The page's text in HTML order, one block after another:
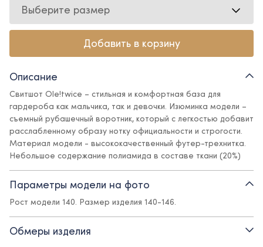
Выберите размер
Добавить в корзину
Описание
Свитшот Ole!twice – стильная и комфортная база для
гардероба как мальчика, так и девочки. Изюминка модели –
съемный рубашечный воротник, который с легкостью добавит
расслабленному образу нотку официальности и строгости.
Материал модели - высококачественный футер-трехнитка.
Небольшое содержание полиамида в составе ткани (20%)
позволяет сохранять красивый и аккуратный внешний вид
изделия: оно меньше мнется, не выстирывается, обладает
более гладкой фактурой по сравнению с обычным футером.
Универсальный фасон дает возможность создавать яркие
молодежные образы с джинсами и брюками, а также
многослойные аутфиты.
Параметры модели на фото
Рост модели 140. Размер изделия 140-146.
Обмеры изделия